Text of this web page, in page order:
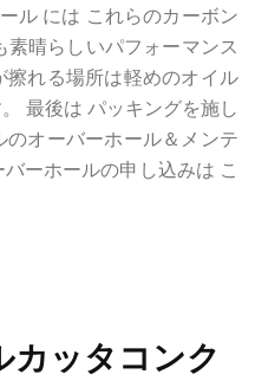
ル には これらのカーボン
晴らしいパフォーマンス
れる場所は軽めのオイル
最後は パッキングを施し
オーバーホール＆メンテ
ーホールの申し込みは こ
カッタコンク